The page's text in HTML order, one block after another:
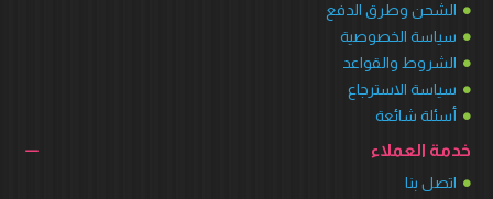
الشحن وطرق الدفع
سياسة الخصوصية
الشروط والقواعد
سياسة الاسترجاع
أسئلة شائعة
خدمة العملاء
اتصل بنا